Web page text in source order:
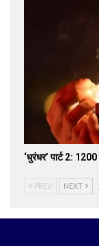
‘धुरंधर’ पार्ट 2:
PREV NEXT